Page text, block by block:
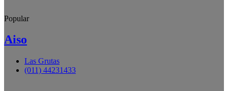
Popular
Aiso
Las Grutas
(011) 44231433